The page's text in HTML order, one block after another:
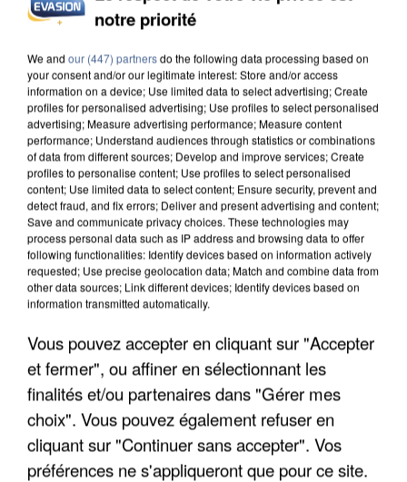
MAFIA INTERPELLÉ EN ALGÉRIE
UN SECOND CADRE DE LA DZ MAFIA
INTERPELLÉ EN ALGÉRIE
notre priorité
We and our (447) partnersdo the following data processing based on
your consent and/or our legitimate interest: Store and/or access
information on a device; Use limited data to select advertising; Create
profiles for personalised advertising; Use profiles to select personalised
advertising; Measure advertising performance; Measure content
performance; Understand audiences through statistics or combinations
of data from different sources; Develop and improve services; Create
profiles to personalise content; Use profiles to select personalised
content; Use limited data to select content; Ensure security, prevent and
detect fraud, and fix errors; Deliver and present advertising and content;
Save and communicate privacy choices. These technologies may
process personal data such as IP address and browsing data to offer
following functionalities: Identify devices based on information actively
requested; Use precise geolocation data; Match and combine data from
other data sources; Link different devices; Identify devices based on
information transmitted automatically.
Vous pouvez accepter en cliquant sur "Accepter
et fermer", ou affiner en sélectionnant les
finalités et/ou partenaires dans "Gérer mes
choix". Vous pouvez également refuser en
cliquant sur "Continuer sans accepter". Vos
préférences ne s'appliqueront que pour ce site.